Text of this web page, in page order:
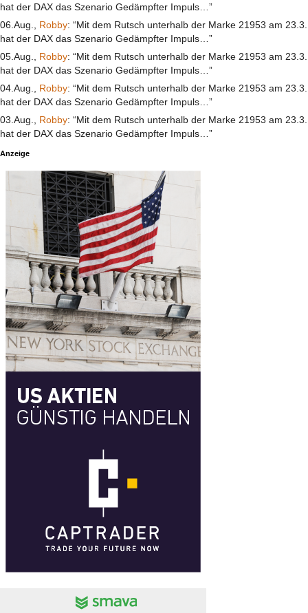
hat der DAX das Szenario Gedämpfter Impuls…”
06.Aug., Robby: “Mit dem Rutsch unterhalb der Marke 21953 am 23.3.
hat der DAX das Szenario Gedämpfter Impuls…”
05.Aug., Robby: “Mit dem Rutsch unterhalb der Marke 21953 am 23.3.
hat der DAX das Szenario Gedämpfter Impuls…”
04.Aug., Robby: “Mit dem Rutsch unterhalb der Marke 21953 am 23.3.
hat der DAX das Szenario Gedämpfter Impuls…”
03.Aug., Robby: “Mit dem Rutsch unterhalb der Marke 21953 am 23.3.
hat der DAX das Szenario Gedämpfter Impuls…”
Anzeige